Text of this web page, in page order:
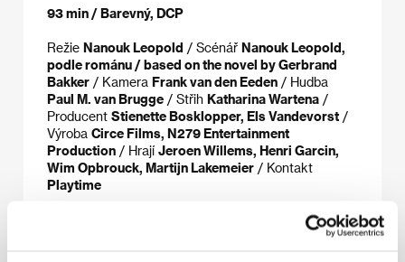
93 min / Barevný, DCP
Režie Nanouk Leopold / Scénář Nanouk Leopold,
podle románu / based on the novel by Gerbrand
Bakker / Kamera Frank van den Eeden / Hudba
Paul M. van Brugge / Střih Katharina Wartena /
Producent Stienette Bosklopper, Els Vandevorst /
Výroba Circe Films, N279 Entertainment
Production / Hrají Jeroen Willems, Henri Garcin,
Wim Opbrouck, Martijn Lakemeier / Kontakt
Playtime